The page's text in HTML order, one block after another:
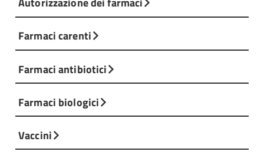
Scientific Advice Working Party(SAWP)
possibile ricevere un parere formale in
sicurezza e/o post-autorizzativi relativi a
un ATMP, sulla base di standards
commerciali.
competenze nel settore degli ATMP.
Farmaci carenti
Farmaci antibiotici
Farmaci biologici
Vaccini